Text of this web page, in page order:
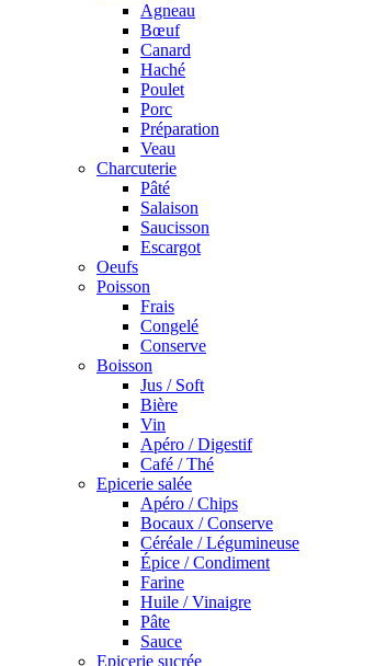
Agneau
Bœuf
Canard
Haché
Poulet
Porc
Préparation
Veau
Charcuterie
Pâté
Salaison
Saucisson
Escargot
Oeufs
Poisson
Frais
Congelé
Conserve
Boisson
Jus / Soft
Bière
Vin
Apéro / Digestif
Café / Thé
Epicerie salée
Apéro / Chips
Bocaux / Conserve
Céréale / Légumineuse
Épice / Condiment
Farine
Huile / Vinaigre
Pâte
Sauce
Epicerie sucrée